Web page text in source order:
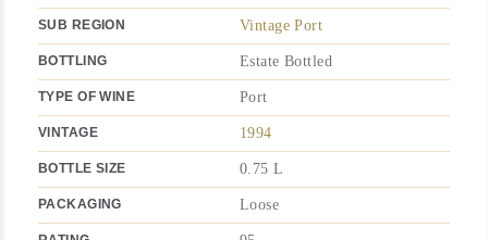
SUB REGION Vintage Port
BOTTLING Estate Bottled
TYPE OF WINE Port
VINTAGE 1994
BOTTLE SIZE 0.75 L
PACKAGING Loose